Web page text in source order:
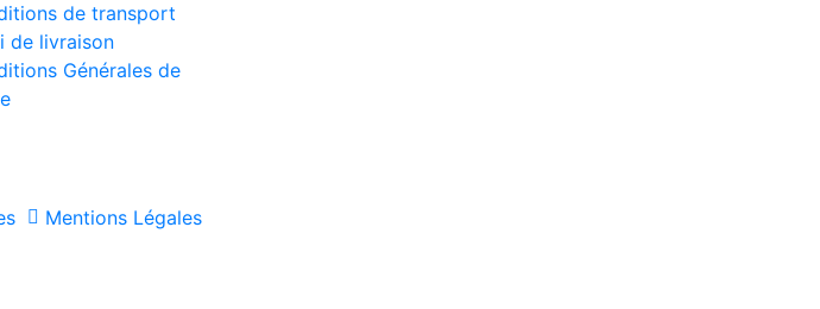
de transport
de livraison
Générales de
Mentions Légales